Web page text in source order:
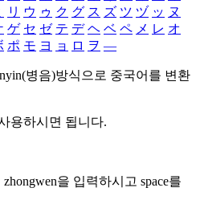
リ ウ ゥ ク グ ス ズ ツ ヅ ッ ヌ
ゲ セ ゼ テ デ ヘ ベ ペ メ レ オ
ポ モ ヨ ョ ロ ヲ ―
병음)방식으로 중국어를 변환
용하시면 됩니다.
zhongwen을 입력하시고 space를